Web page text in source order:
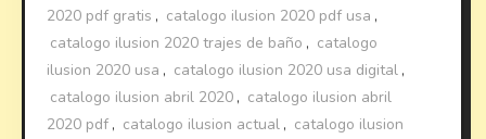
2020 pdf gratis , catalogo ilusion 2020 pdf usa ,
catalogo ilusion 2020 trajes de baño , catalogo
ilusion 2020 usa , catalogo ilusion 2020 usa digital ,
catalogo ilusion abril 2020 , catalogo ilusion abril
2020 pdf , catalogo ilusion actual , catalogo ilusion